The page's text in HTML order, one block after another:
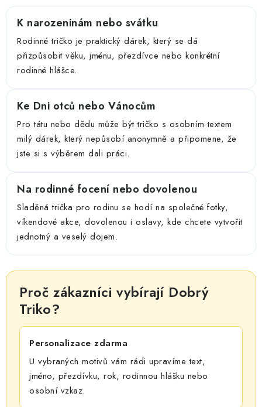
K narozeninám nebo svátku
Rodinné tričko je praktický dárek, který se dá
přizpůsobit věku, jménu, přezdívce nebo konkrétní
rodinné hlášce.
Ke Dni otců nebo Vánocům
Pro tátu nebo dědu může být tričko s osobním textem
milý dárek, který nepůsobí anonymně a připomene, že
jste si s výběrem dali práci.
Na rodinné focení nebo dovolenou
Sladěná trička pro rodinu se hodí na společné fotky,
víkendové akce, dovolenou i oslavy, kde chcete vytvořit
jednotný a veselý dojem.
Proč zákazníci vybírají Dobrý
Triko?
Personalizace zdarma
U vybraných motivů vám rádi upravíme text,
jméno, přezdívku, rok, rodinnou hlášku nebo
osobní vzkaz.